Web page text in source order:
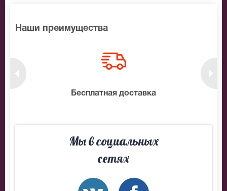
Наши преимущества
Бесплатная доставка
Мы в социальных
сетях